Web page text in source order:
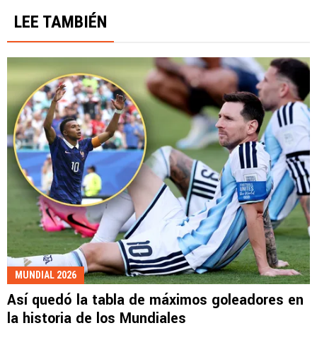
LEE TAMBIÉN
MUNDIAL 2026
Así quedó la tabla de máximos goleadores en
la historia de los Mundiales